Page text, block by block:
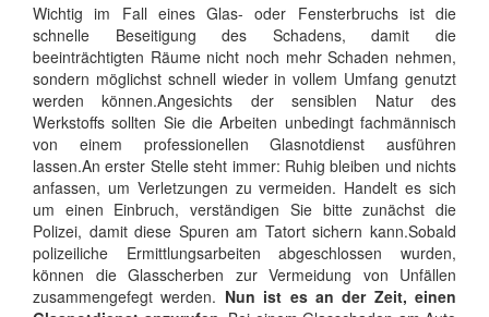
Wichtig im Fall eines Glas- oder Fensterbruchs ist die
schnelle Beseitigung des Schadens, damit die
beeinträchtigten Räume nicht noch mehr Schaden nehmen,
sondern möglichst schnell wieder in vollem Umfang genutzt
werden können.Angesichts der sensiblen Natur des
Werkstoffs sollten Sie die Arbeiten unbedingt fachmännisch
von einem professionellen Glasnotdienst ausführen
lassen.An erster Stelle steht immer: Ruhig bleiben und nichts
anfassen, um Verletzungen zu vermeiden. Handelt es sich
um einen Einbruch, verständigen Sie bitte zunächst die
Polizei, damit diese Spuren am Tatort sichern kann.Sobald
polizeiliche Ermittlungsarbeiten abgeschlossen wurden,
können die Glasscherben zur Vermeidung von Unfällen
zusammengefegt werden. Nun ist es an der Zeit, einen